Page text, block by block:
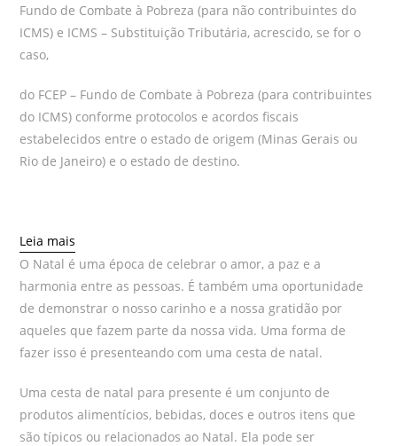
Fundo de Combate à Pobreza (para não contribuintes do
ICMS) e ICMS – Substituição Tributária, acrescido, se for o
caso,
do FCEP – Fundo de Combate à Pobreza (para contribuintes
do ICMS) conforme protocolos e acordos fiscais
estabelecidos entre o estado de origem (Minas Gerais ou
Rio de Janeiro) e o estado de destino.
Leia mais
O Natal é uma época de celebrar o amor, a paz e a
harmonia entre as pessoas. É também uma oportunidade
de demonstrar o nosso carinho e a nossa gratidão por
aqueles que fazem parte da nossa vida. Uma forma de
fazer isso é presenteando com uma cesta de natal.
Uma cesta de natal para presente é um conjunto de
produtos alimentícios, bebidas, doces e outros itens que
são típicos ou relacionados ao Natal. Ela pode ser